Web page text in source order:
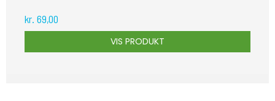
kr. 69,00
VIS PRODUKT